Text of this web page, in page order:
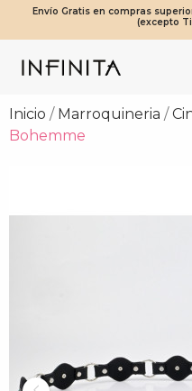
¡Beneficios Exclusivos! 20%
partir
Envío Gratis en compras
(excepto
Tierra del Fuego envíos
vía
Mínimo de
Inicio Marroquineria
Bohemme